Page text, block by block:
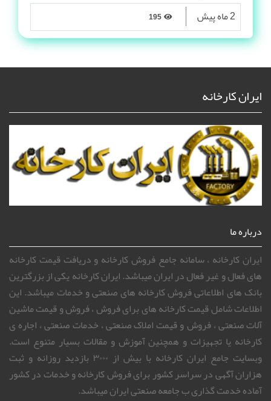
2 ماه پیش
ایران کارخانه
درباره ما
ایران کارخانه ، سامانه جامع فروش کارخانه و دریافت قیمت کارخانه
های فعال و غیر فعال در ایران میباشد. ایران کارخانه یکی از بزرگترین
بانک های اطلاعاتی فروش کارخانه های صنعتی و خدمات میباشد. این
اطلاعات شامل قیمت کارخانه های برای فروش ، فروش و قیمت ماشین
آلات صنعتی ، فروش و قیمت املاک صنعتی ، خدمات صنعتی ، اجاره ی
کارخانه یا تجهیزات و همچنین آموزش و مقالات بسیار متنوع است.
وبسایت جامع ایران کارخانه با بیش از ۳۰۰۰ بازدید روزانه و ثبت
هزاران آگهی در سراسر کشور برای فروش کارخانه و خدمات در کشور
آماده خدمت گذاری ب جامعه صنعتی ایران میباشد.